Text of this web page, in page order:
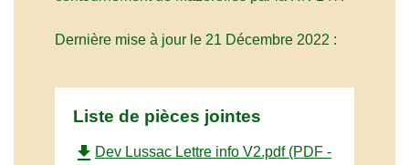
Dernière mise à jour le 21 Décembre 2022 :
Liste de pièces jointes
file_download Dev Lussac Lettre info V2.pdf (PDF -